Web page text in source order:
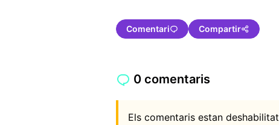
Comentari Compartir
0 comentaris
Els comentaris estan